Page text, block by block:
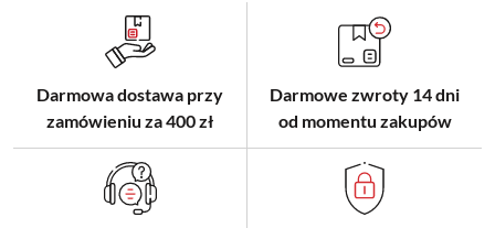
Darmowa dostawa przy
zamówieniu za 400 zł
Darmowe zwroty 14 dni
od momentu zakupów